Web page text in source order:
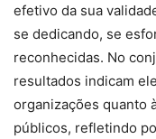
efetivo da sua
se dedicando, se
reconhecidas. No
resultados indicam
organizações quanto
públicos, refletindo